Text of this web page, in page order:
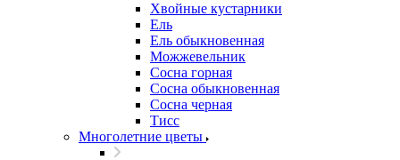
Хвойные кустарники
Ель
Ель обыкновенная
Можжевельник
Сосна горная
Сосна обыкновенная
Сосна черная
Тисс
Многолетние цветы